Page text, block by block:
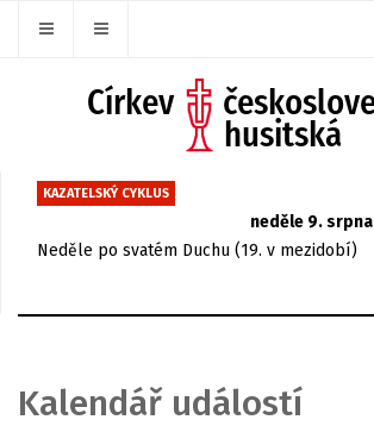
KAZATELSKÝ CYKLUS
neděle 9. srpna
Neděle po svatém Duchu (19. v mezidobí)
Kalendář událostí